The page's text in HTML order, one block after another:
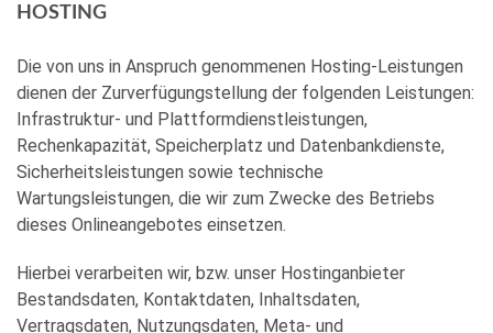
HOSTING
Die von uns in Anspruch genommenen Hosting-Leistungen
dienen der Zurverfügungstellung der folgenden Leistungen:
Infrastruktur- und Plattformdienstleistungen,
Rechenkapazität, Speicherplatz und Datenbankdienste,
Sicherheitsleistungen sowie technische
Wartungsleistungen, die wir zum Zwecke des Betriebs
dieses Onlineangebotes einsetzen.
Hierbei verarbeiten wir, bzw. unser Hostinganbieter
Bestandsdaten, Kontaktdaten, Inhaltsdaten,
Vertragsdaten, Nutzungsdaten, Meta- und